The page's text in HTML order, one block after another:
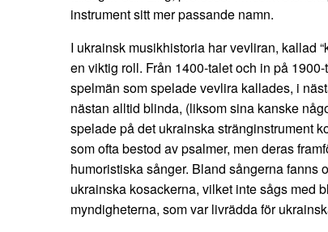
instrument sitt mer passande namn.
I ukrainsk musikhistoria har vevliran, kallad
en viktig roll. Från 1400-talet och in på 1900-
spelmän som spelade vevlira kallades, i
nästan alltid blinda, (liksom sina kanske
spelade på det ukrainska stränginstrument
som ofta bestod av psalmer, men deras
humoristiska sånger. Bland sångerna fanns
ukrainska kosackerna, vilket inte sågs med
myndigheterna, som var livrädda för